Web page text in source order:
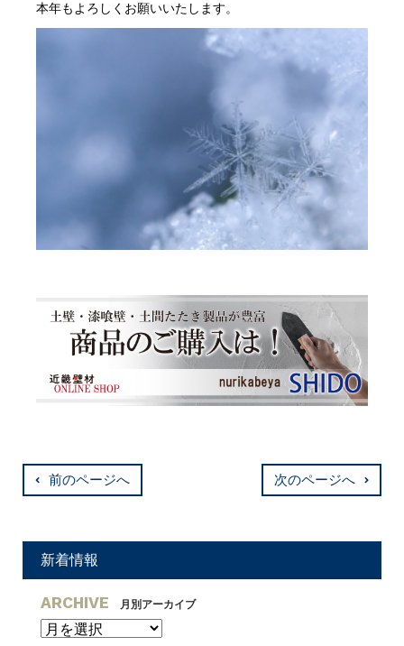
本年もよろしくお願いいたします。
前のページへ 次のページへ
新着情報
ARCHIVE 月別アーカイブ